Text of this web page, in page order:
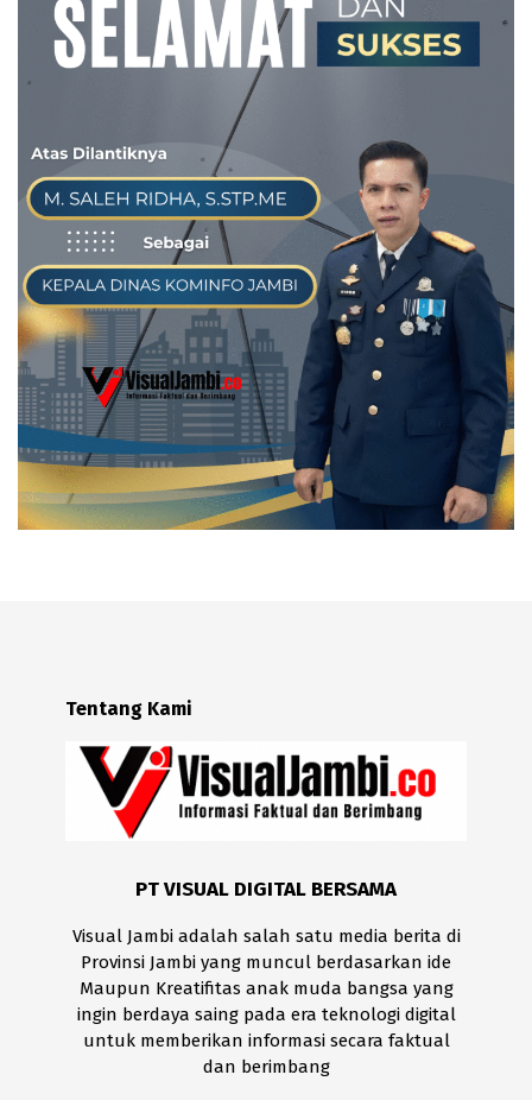
Tentang Kami
PT VISUAL DIGITAL BERSAMA
Visual Jambi adalah salah satu media berita di
Provinsi Jambi yang muncul berdasarkan ide
Maupun Kreatifitas anak muda bangsa yang
ingin berdaya saing pada era teknologi digital
untuk memberikan informasi secara faktual
dan berimbang